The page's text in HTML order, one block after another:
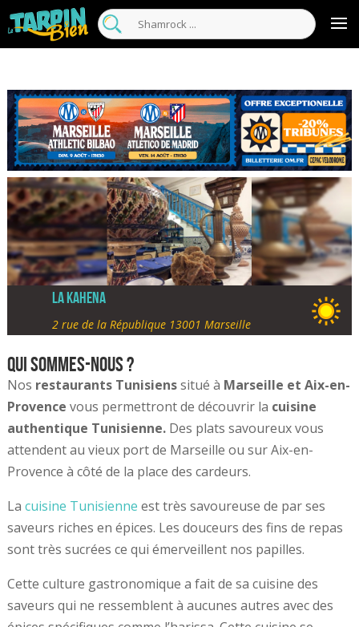
La Kahena
2 rue de la République 13001 Marseille
Qui sommes-nous ?
Nos restaurants Tunisienssitué à Marseille et Aix-en-
Provence vous permettront de découvrir la cuisine
authentique Tunisienne. Des plats savoureux vous
attendent au vieux port de Marseille ou sur Aix-en-
Provence à côté de la place des cardeurs.
La cuisine Tunisienne est très savoureuse de par ses
saveurs riches en épices. Les douceurs des fins de repas
sont très sucrées ce qui émerveillent nos papilles.
Cette culture gastronomique a fait de sa cuisine des
saveurs qui ne ressemblent à aucunes autres avec des